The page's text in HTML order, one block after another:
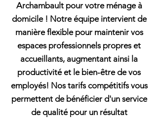
Archambault pour votre ménage à
domicile ! Notre équipe intervient de
manière flexible pour maintenir vos
espaces professionnels propres et
accueillants, augmentant ainsi la
productivité et le bien-être de vos
employés! Nos tarifs compétitifs vous
permettent de bénéficier d'un service
de qualité pour un résultat